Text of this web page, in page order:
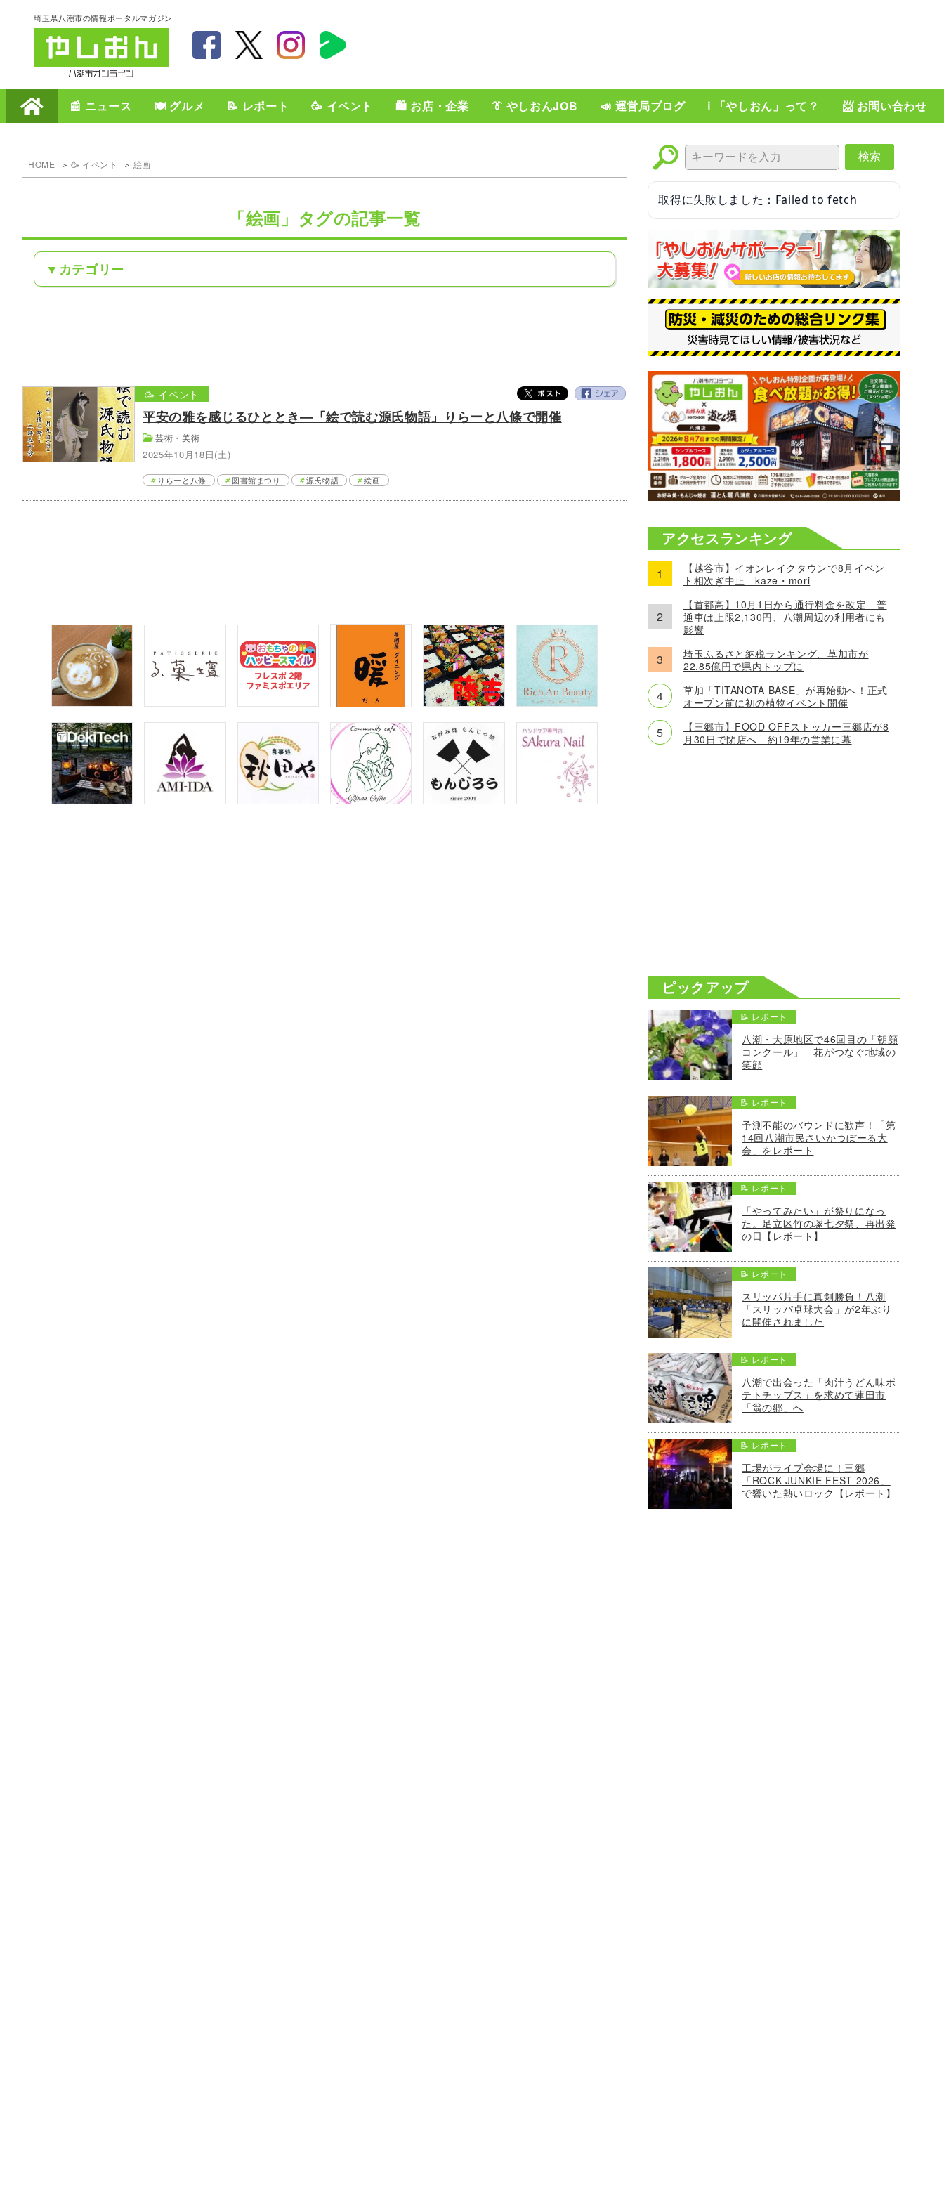
埼玉県八潮市の情報ポータルマガジン
📰 ニュース 🍽️ グルメ 📝 レポート 🥳 イベント 🛍️ お店・企業 👔 やしおんJOB 📣 運営局ブログ ℹ️ 「やしおん」って？ 📨 お問い合わせ
HOME 🥳 イベント 絵画
「絵画」タグの記事一覧
カテゴリー
平安の雅を感じるひととき―「絵で読む源氏物語」りらーと八條で開催
芸術・美術
2025年10月18日(土)
🥳 イベント
りらーと八條 図書館まつり 源氏物語 絵画
検索
取得に失敗しました：Failed to fetch
アクセスランキング
【越谷市】イオンレイクタウンで8月イベン
ト相次ぎ中止 kaze・mori
【首都高】10月1日から通行料金を改定 普
通車は上限2,130円、八潮周辺の利用者にも
影響
埼玉ふるさと納税ランキング、草加市が
22.85億円で県内トップに
草加「TITANOTA BASE」が再始動へ！正式
オープン前に初の植物イベント開催
【三郷市】FOOD OFFストッカー三郷店が8
月30日で閉店へ 約19年の営業に幕
ピックアップ
📝 レポート
八潮・大原地区で46回目の「朝顔
コンクール」 花がつなぐ地域の
笑顔
📝 レポート
予測不能のバウンドに歓声！「第
14回八潮市民さいかつぼーる大
会」をレポート
📝 レポート
「やってみたい」が祭りになっ
た。足立区竹の塚七夕祭、再出発
の日【レポート】
📝 レポート
スリッパ片手に真剣勝負！八潮
「スリッパ卓球大会」が2年ぶり
に開催されました
📝 レポート
八潮で出会った「肉汁うどん味ポ
テトチップス」を求めて蓮田市
「翁の郷」へ
📝 レポート
工場がライブ会場に！三郷
「ROCK JUNKIE FEST 2026」
で響いた熱いロック【レポート】